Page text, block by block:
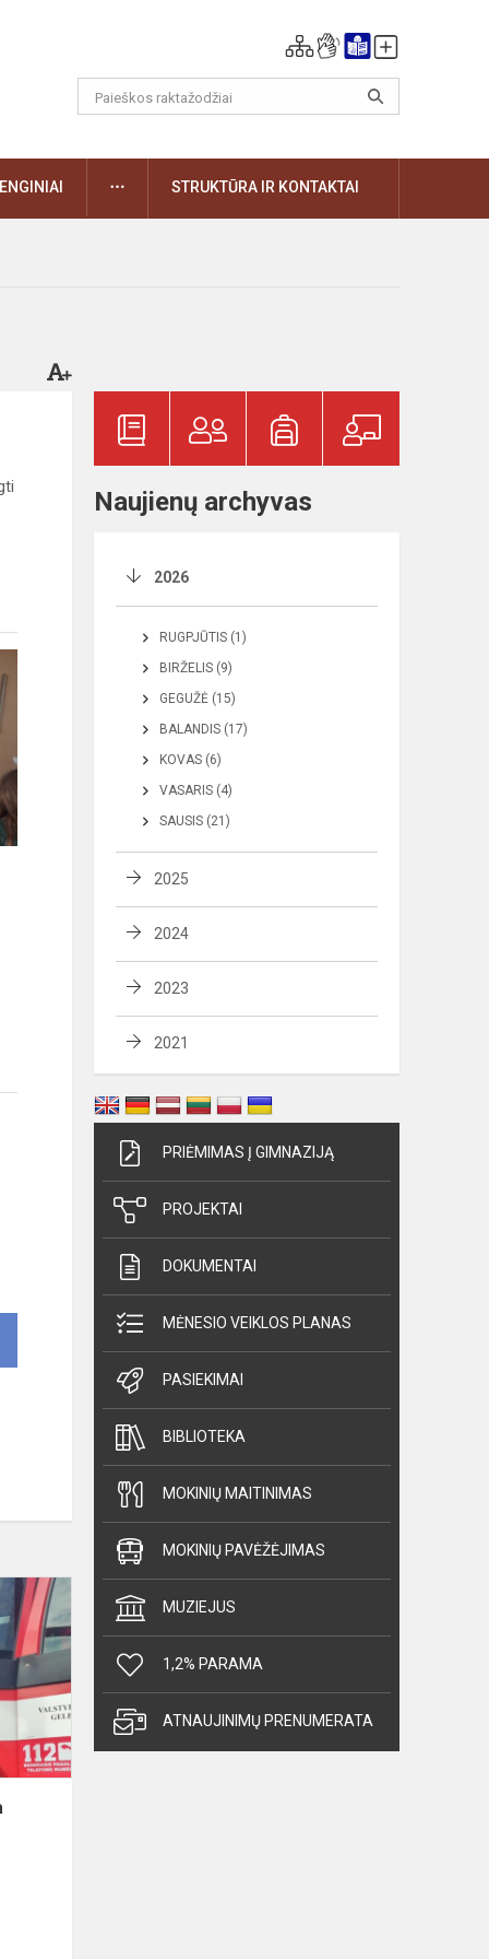
DAUGIAUSTRUKTŪRA IR KONTAKTAI
įgūdžių
pamoka
Molėtų
priešgaisrinės
gelbėjimo
tar...
Naujienų archyvas
2026
RUGPJŪTIS (1)
BIRŽELIS (9)
GEGUŽĖ (15)
BALANDIS (17)
KOVAS (6)
VASARIS (4)
SAUSIS (21)
2025
2024
2023
2021
PRIĖMIMAS Į GIMNAZIJĄ
PROJEKTAI
DOKUMENTAI
MĖNESIO VEIKLOS PLANAS
PASIEKIMAI
BIBLIOTEKA
MOKINIŲ MAITINIMAS
MOKINIŲ PAVĖŽĖJIMAS
MUZIEJUS
1,2% PARAMA
ATNAUJINIMŲ PRENUMERATA